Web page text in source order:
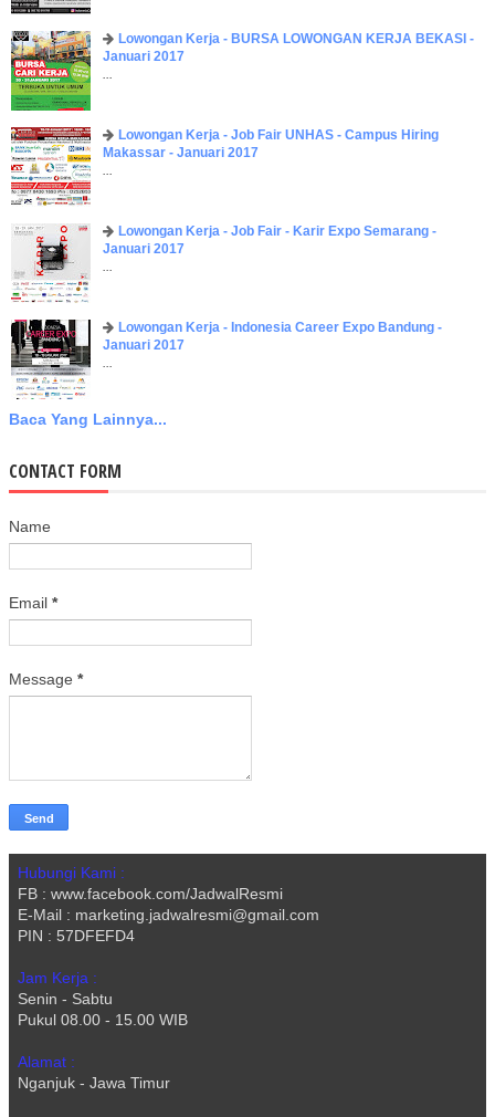
Lowongan Kerja - BURSA LOWONGAN KERJA BEKASI -
Januari 2017
...
Lowongan Kerja - Job Fair UNHAS - Campus Hiring
Makassar - Januari 2017
...
Lowongan Kerja - Job Fair - Karir Expo Semarang -
Januari 2017
...
Lowongan Kerja - Indonesia Career Expo Bandung -
Januari 2017
...
Baca Yang Lainnya...
CONTACT FORM
Name
Email *
Message *
Hubungi Kami :
FB : www.facebook.com/JadwalResmi
E-Mail : marketing.jadwalresmi@gmail.com
PIN : 57DFEFD4
Jam Kerja :
Senin - Sabtu
Pukul 08.00 - 15.00 WIB
Alamat :
Nganjuk - Jawa Timur